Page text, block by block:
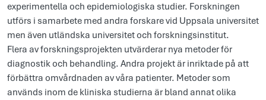
experimentella och epidemiologiska studier. Forskningen
utförs i samarbete med andra forskare vid Uppsala universitet
men även utländska universitet och forskningsinstitut.
Flera av forskningsprojekten utvärderar nya metoder för
diagnostik och behandling. Andra projekt är inriktade på att
förbättra omvårdnaden av våra patienter. Metoder som
används inom de kliniska studierna är bland annat olika